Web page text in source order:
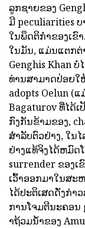
ລູກຊາຍຂອງ
ມີ peculiarities ບ
ໃນພຶດຕິກໍາຂອງເຂົ
ໃນມັນ, ແມ່ນແຕກຕ່
Genghis Khan
ທ່ານສາມາດປ່ອຍ
adopts Oelun (
Bagaturov ທີ່ໄດ້ເ
ກົງກັນຂ້າມຂອງ,
ສໍາລັບຕົວຢ່າງ, ໃນ
ຢ່າງແທ້ຈິງໄດ້ຫມົດ
surrender ຂອງເ
ເວົ້າອອກມາໃນສະ
ໄດ້ປະຕິເສດດັ່ງກ່າ
ການໂຈມຕີນະຄອນ
າຖ້ວມນ້ໍາຂອງ